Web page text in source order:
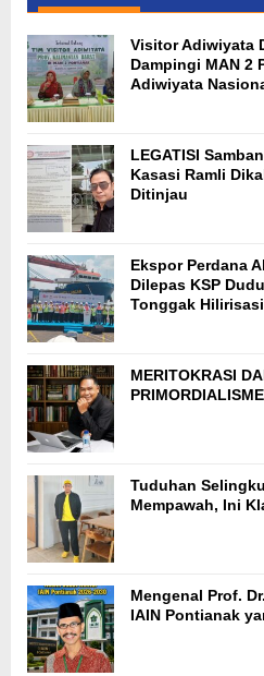
Visitor Adiwiyata
Dampingi MAN 2
Adiwiyata
LEGATISI
Kasasi Ramli
Ditinjau
Ekspor Perdana
Dilepas KSP
Tonggak
MERITOKRASI
Tuduhan
Mempawah, Ini
Mengenal Prof.
IAIN Pontianak